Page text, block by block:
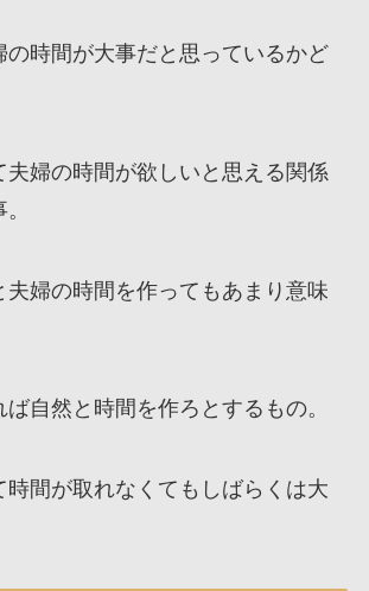
の時間が大事だと思っているかど
夫婦の時間が欲しいと思える関係
夫婦の時間を作ってもあまり意味
自然と時間を作ろとするもの。
時間が取れなくてもしばらくは大